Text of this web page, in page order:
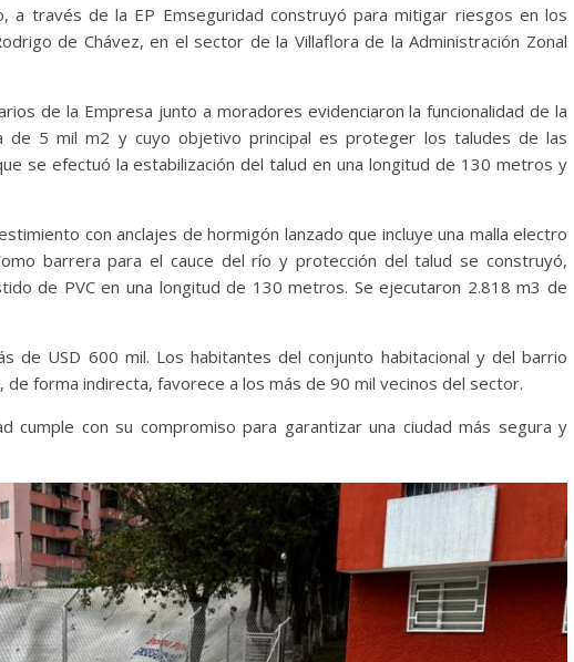
a través de la EP Emseguridad construyó para mitigar riesgos en los
de Chávez, en el sector de la Villaflora de la Administración Zonal
de la Empresa junto a moradores evidenciaron la funcionalidad de la
de 5 mil m2 y cuyo objetivo principal es proteger los taludes de las
se efectuó la estabilización del talud en una longitud de 130 metros y
con anclajes de hormigón lanzado que incluye una malla electro
barrera para el cauce del río y protección del talud se construyó,
de PVC en una longitud de 130 metros. Se ejecutaron 2.818 m3 de
de USD 600 mil. Los habitantes del conjunto habitacional y del barrio
forma indirecta, favorece a los más de 90 mil vecinos del sector.
cumple con su compromiso para garantizar una ciudad más segura y